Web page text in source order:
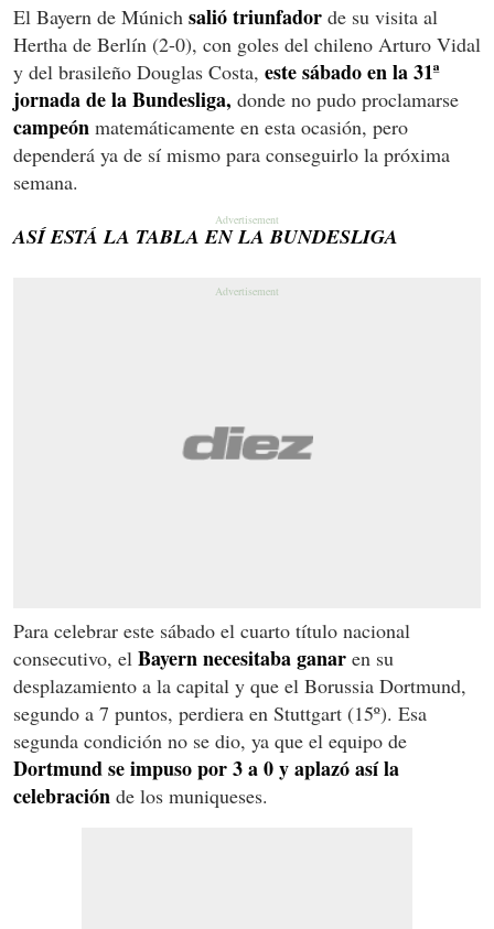
El Bayern de Múnich salió triunfador de su visita al
Hertha de Berlín (2-0), con goles del chileno Arturo Vidal
y del brasileño Douglas Costa, este sábado en la 31ª
jornada de la Bundesliga, donde no pudo proclamarse
campeón matemáticamente en esta ocasión, pero
dependerá ya de sí mismo para conseguirlo la próxima
semana.
ASÍ ESTÁ LA TABLA EN LA BUNDESLIGA
Para celebrar este sábado el cuarto título nacional
consecutivo, el Bayern necesitaba ganar en su
desplazamiento a la capital y que el Borussia Dortmund,
segundo a 7 puntos, perdiera en Stuttgart (15º). Esa
segunda condición no se dio, ya que el equipo de
Dortmund se impuso por 3 a 0 y aplazó así la
celebración de los muniqueses.